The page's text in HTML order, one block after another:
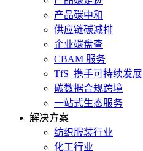
产品碳中和
供应链碳减排
企业碳盘查
CBAM 服务
TfS–携手可持续发展
碳数据合规跨境
一站式生态服务
解决方案
纺织服装行业
化工行业